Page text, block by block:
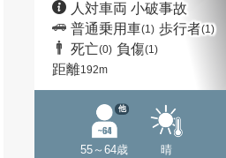
人対車両 小破事故
普通乗用車(1) 歩行者(1)
死亡(0) 負傷(1)
距離192m
55～64歳
他
晴